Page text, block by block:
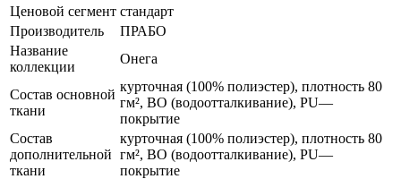
Ценовой сегмент стандарт
Производитель
ПРАБО
Название
коллекции
Онега
Состав основной
ткани
курточная (100% полиэстер), плотность 80
гм², ВО (водоотталкивание), PU—
покрытие
Состав
дополнительной
ткани
курточная (100% полиэстер), плотность 80
гм², ВО (водоотталкивание), PU—
покрытие